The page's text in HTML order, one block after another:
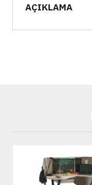
AÇIKLAMA